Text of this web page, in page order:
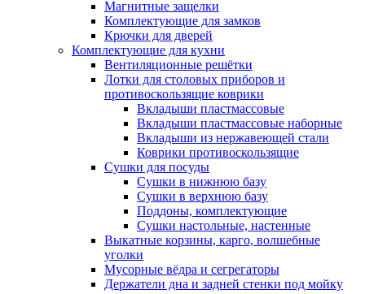
Магнитные защелки
Комплектующие для замков
Крючки для дверей
Комплектующие для кухни
Вентиляционные решётки
Лотки для столовых приборов и
противоскользящие коврики
Вкладыши пластмассовые
Вкладыши пластмассовые наборные
Вкладыши из нержавеющей стали
Коврики противоскользящие
Сушки для посуды
Сушки в нижнюю базу
Сушки в верхнюю базу
Поддоны, комплектующие
Сушки настольные, настенные
Выкатные корзины, карго, волшебные
уголки
Мусорные вёдра и сегрегаторы
Держатели дна и задней стенки под мойку